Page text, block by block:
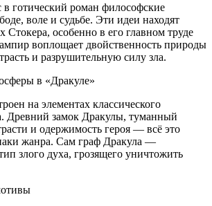
готический роман философские
воле и судьбе. Эти идеи находят
Стокера, особенно в его главном труде
воплощает двойственность природы
и разрушительную силу зла.
в «Дракуле»
на элементах классического
Древний замок Дракулы, туманный
и одержимость героя — всё это
жанра. Сам граф Дракула —
злого духа, грозящего уничтожить